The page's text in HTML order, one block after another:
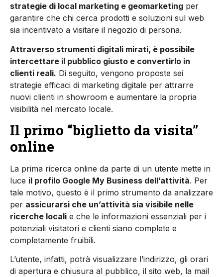
strategie di local marketing e geomarketing per
garantire che chi cerca prodotti e soluzioni sul web
sia incentivato a visitare il negozio di persona.
Attraverso strumenti digitali mirati, è possibile
intercettare il pubblico giusto e convertirlo in
clienti reali. Di seguito, vengono proposte sei
strategie efficaci di marketing digitale per attrarre
nuovi clienti in showroom e aumentare la propria
visibilità nel mercato locale.
Il primo “biglietto da visita”
online
La prima ricerca online da parte di un utente mette in
luce il profilo Google My Business dell’attività. Per
tale motivo, questo è il primo strumento da analizzare
per assicurarsi che un’attività sia visibile nelle
ricerche locali e che le informazioni essenziali per i
potenziali visitatori e clienti siano complete e
completamente fruibili.
L’utente, infatti, potrà visualizzare l’indirizzo, gli orari
di apertura e chiusura al pubblico, il sito web, la mail